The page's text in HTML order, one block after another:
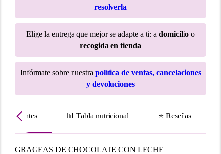
resolverla
Elige la entrega que mejor se adapte a ti: a domicilio o
recogida en tienda
Infórmate sobre nuestra política de ventas, cancelaciones
y devoluciones
📊 Tabla nutricional ⭐ Reseñas
GRAGEAS DE CHOCOLATE CON LECHE